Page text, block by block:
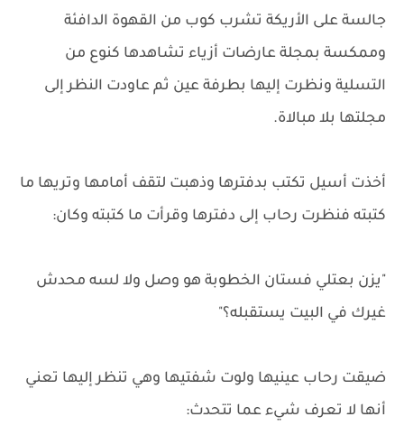
جالسة على الأريكة تشرب كوب من القهوة الدافئة
وممكسة بمجلة عارضات أزياء تشاهدها كنوع من
التسلية ونظرت إليها بطرفة عين ثم عاودت النظر إلى
مجلتها بلا مبالاة.
أخذت أسيل تكتب بدفترها وذهبت لتقف أمامها وتريها ما
كتبته فنظرت رحاب إلى دفترها وقرأت ما كتبته وكان:
"يزن بعتلي فستان الخطوبة هو وصل ولا لسه محدش
غيرك في البيت يستقبله؟"
ضيقت رحاب عينيها ولوت شفتيها وهي تنظر إليها تعني
أنها لا تعرف شيء عما تتحدث: